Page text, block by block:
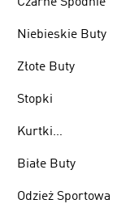
Niebieskie Buty
Złote Buty
Stopki
Kurtki
Białe Buty
Odzież Sportowa